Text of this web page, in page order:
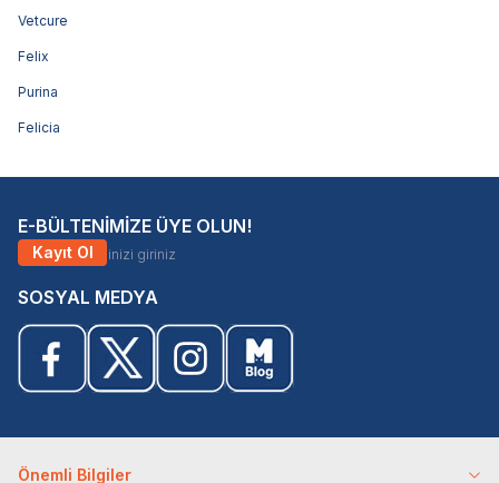
Vetcure
Felix
Purina
Felicia
E-BÜLTENİMİZE ÜYE OLUN!
Kayıt Ol
SOSYAL MEDYA
Önemli Bilgiler